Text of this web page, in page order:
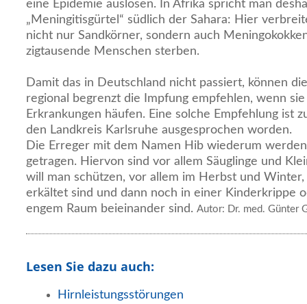
eine Epidemie auslösen. In Afrika spricht man
„Meningitisgürtel“ südlich der Sahara: Hier
nicht nur Sandkörner, sondern auch
zigtausende Menschen sterben.
Damit das in Deutschland nicht passiert, können
regional begrenzt die Impfung empfehlen, wenn
Erkrankungen häufen. Eine solche Empfehlung ist
den Landkreis Karlsruhe ausgesprochen worden.
Die Erreger mit dem Namen Hib wiederum
getragen. Hiervon sind vor allem Säuglinge und
will man schützen, vor allem im Herbst und
erkältet sind und dann noch in einer Kinderkrippe
engem Raum beieinander sind. Autor: Dr. med. Günter
Lesen Sie dazu auch:
Hirnleistungsstörungen